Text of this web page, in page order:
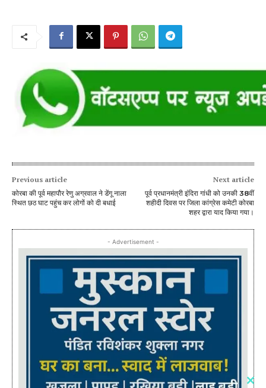
Previous article
कोरबा की पूर्व महापौर रेणु अग्रवाल ने डेंगू नाला
स्थित छठ घाट पहुंच कर लोगों को दी बधाई
Next article
पूर्व प्रधानमंत्री इंदिरा गांधी को उनकी 38वीं
शहीदी दिवस पर जिला कांग्रेस कमेटी कोरबा
शहर द्वारा याद किया गया।
- Advertisement -